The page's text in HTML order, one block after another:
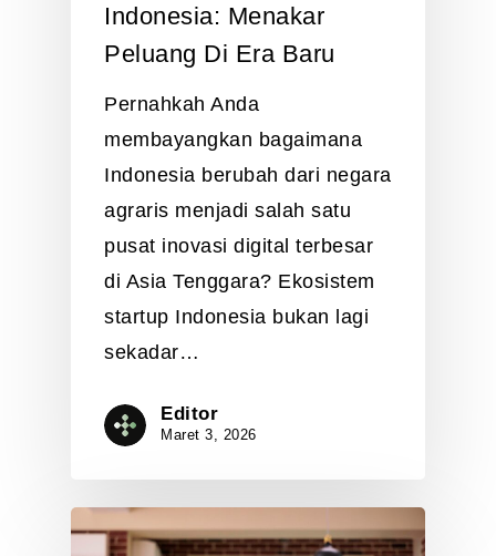
Indonesia: Menakar
Peluang Di Era Baru
Pernahkah Anda
membayangkan bagaimana
Indonesia berubah dari negara
agraris menjadi salah satu
pusat inovasi digital terbesar
di Asia Tenggara? Ekosistem
startup Indonesia bukan lagi
sekadar…
Editor
Maret 3, 2026